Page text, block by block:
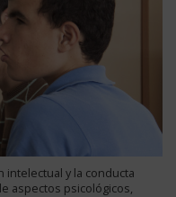
intelectual y la conducta
aspectos psicológicos,